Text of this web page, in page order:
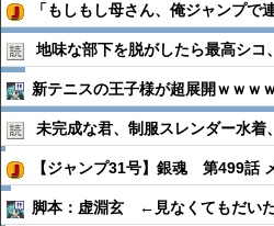
「もしもし母さん、俺ジャンプ
地味な部下を脱がしたら最高シコ
新テニスの王子様が超展開ｗｗｗ
未完成な君、制服スレンダー水着
【ジャンプ31号】銀魂 第499話
脚本：虚淵玄 ←見なくてもだい